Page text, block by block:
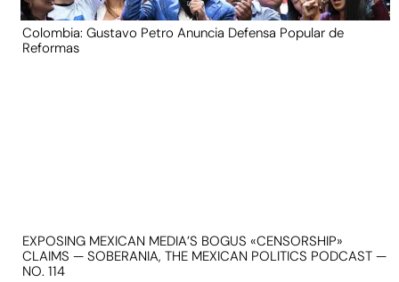
Colombia: Gustavo Petro Anuncia Defensa Popular de
Reformas
EXPOSING MEXICAN MEDIA’S BOGUS «CENSORSHIP»
CLAIMS — SOBERANIA, THE MEXICAN POLITICS PODCAST —
NO. 114